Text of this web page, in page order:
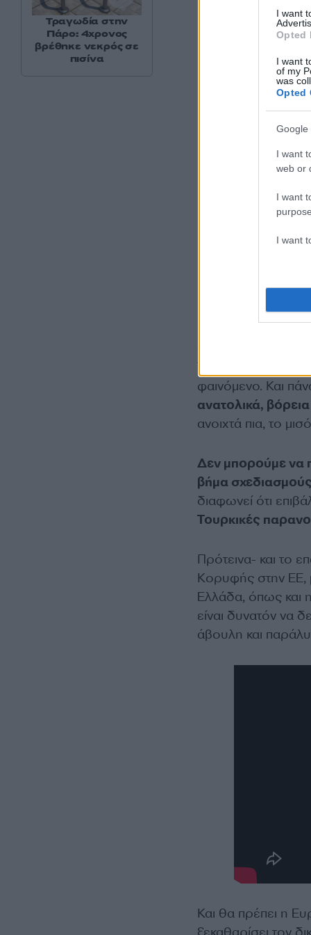
I want
Opted
I want
of my
was
Opted
Google
I want
web or
I want
I want
«Για πρώτη φορά
Τούρκους μέσω
φαινόμενο. Και
ανατολικά,
ανοιχτά πια, το
Δεν μπορούμε να
βήμα
διαφωνεί ότι
Τουρκικές
Πρότεινα- και το
Κορυφής στην ΕΕ,
Ελλάδα, όπως και
είναι δυνατόν να
άβουλη και
Και θα πρέπει η
Τραγωδία στην
Πάρο: 4χρονος
βρέθηκε νεκρός σε
πισίνα